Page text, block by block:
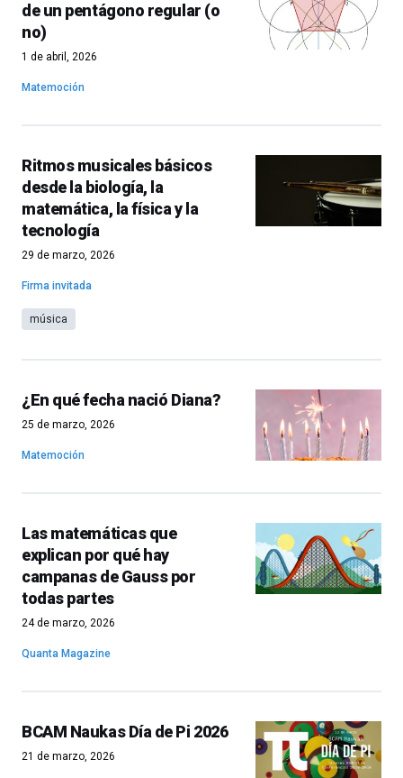
de un pentágono regular (o
no)
1 de abril, 2026
Matemoción
Ritmos musicales básicos
desde la biología, la
matemática, la física y la
tecnología
29 de marzo, 2026
Firma invitada
música
¿En qué fecha nació Diana?
25 de marzo, 2026
Matemoción
Las matemáticas que
explican por qué hay
campanas de Gauss por
todas partes
24 de marzo, 2026
Quanta Magazine
BCAM Naukas Día de Pi 2026
21 de marzo, 2026